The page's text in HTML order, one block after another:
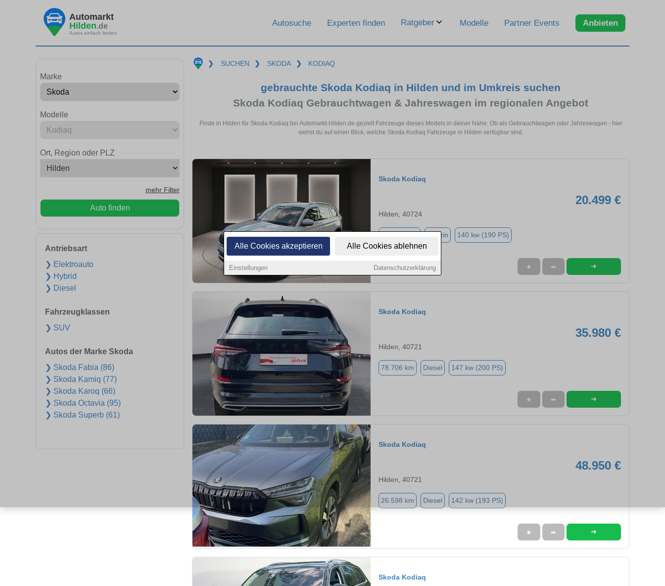
Alle Cookies akzeptieren Alle Cookies ablehnen
Einstellungen Datenschutzerklärung
Automarkt
Hilden.de
Autos einfach finden
Autosuche Experten finden Ratgeber Modelle Partner Events Anbieten
Marke
Modelle
Ort, Region oder PLZ
mehr Filter
Auto finden
Antriebsart
❯ Elektroauto
❯ Hybrid
❯ Diesel
Fahrzeugklassen
❯ SUV
Autos der Marke Skoda
❯ Skoda Fabia (86)
❯ Skoda Kamiq (77)
❯ Skoda Karoq (66)
❯ Skoda Octavia (95)
❯ Skoda Superb (61)
❯ SUCHEN ❯ SKODA ❯ KODIAQ
gebrauchte Skoda Kodiaq in Hilden und im Umkreis suchen
Skoda Kodiaq Gebrauchtwagen & Jahreswagen im regionalen Angebot
Finde in Hilden für Skoda Kodiaq bei Automarkt-Hilden.de gezielt Fahrzeuge dieses Models in deiner Nähe. Ob als Gebrauchtwagen oder Jahreswagen - hier
siehst du auf einen Blick, welche Skoda Kodiaq Fahrzeuge in Hilden verfügbar sind.
Skoda Kodiaq
20.499 €
Hilden, 40724
Benzin 140 kw (190 PS)
★ ➦ ➜
Skoda Kodiaq
35.980 €
Hilden, 40721
78.706 km Diesel 147 kw (200 PS)
★ ➦ ➜
Skoda Kodiaq
48.950 €
Hilden, 40721
26.598 km Diesel 142 kw (193 PS)
★ ➦ ➜
Skoda Kodiaq